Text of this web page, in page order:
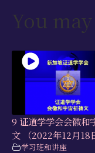
You
9 证道学学会会徽和
文 （2022年12月18
学习班和讲座